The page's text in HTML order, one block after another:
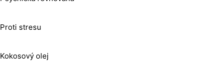
Proti stresu
Kokosový olej